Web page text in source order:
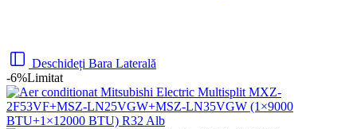
Deschideți Bara Laterală
-6%Limitat